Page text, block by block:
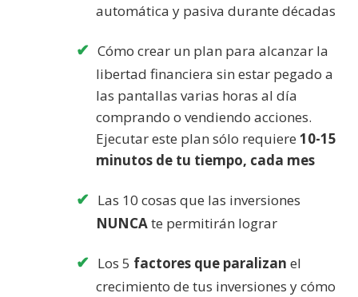
automática y pasiva durante décadas
Cómo crear un plan para alcanzar la
libertad financiera sin estar pegado a
las pantallas varias horas al día
comprando o vendiendo acciones.
Ejecutar este plan sólo requiere 10-15
minutos de tu tiempo, cada mes
Las 10 cosas que las inversiones
NUNCAte permitirán lograr
Los 5 factores que paralizan el
crecimiento de tus inversiones y cómo